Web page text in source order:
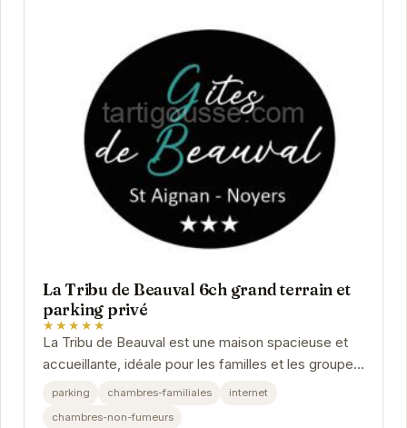
La Tribu de Beauval 6ch grand terrain et
parking privé
★★★★★
La Tribu de Beauval est une maison spacieuse et
accueillante, idéale pour les familles et les groupes.
Située à proximité du ZooParc de Beauval,...
parking chambres-familiales
internet
chambres-non-fumeurs